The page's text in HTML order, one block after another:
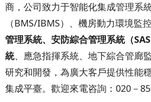
商，公司致力于智能化集成管理系
（BMS/IBMS）、機房動力環境監控
管理系統、安防綜合管理系統（
統、應急指揮系統、地下綜合管廊
研究和開發，為廣大客戶提供性能
集成平臺。歡迎來電咨詢：020－